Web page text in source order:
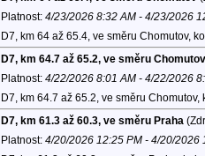
Platnost: 4/23/2026 8:32 AM - 4/23/2026
D7, km 64 až 65.4, ve směru Chomutov,
D7, km 64.7 až 65.2, ve směru Chomutov
Platnost: 4/22/2026 8:01 AM - 4/22/2026
D7, km 64.7 až 65.2, ve směru Chomutov,
D7, km 61.3 až 60.3, ve směru Praha
Platnost: 4/20/2026 12:25 PM - 4/20/2026